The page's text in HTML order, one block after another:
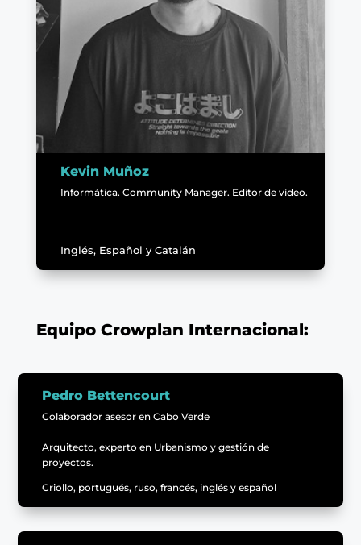
Kevin Muñoz
Informática. Community Manager. Editor de vídeo.
Inglés, Español y Catalán
Equipo Crowplan Internacional:
Pedro Bettencourt
Colaborador asesor en Cabo Verde
Arquitecto, experto en Urbanismo y gestión de
proyectos.
Criollo, portugués, ruso, francés, inglés y español